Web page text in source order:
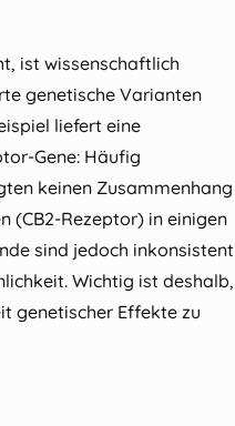
ist wissenschaftlich
genetische Varianten
liefert eine
Häufig
keinen Zusammenhang
(CB2‑Rezeptor) in einigen
sind jedoch inkonsistent
Wichtig ist deshalb,
genetischer Effekte zu